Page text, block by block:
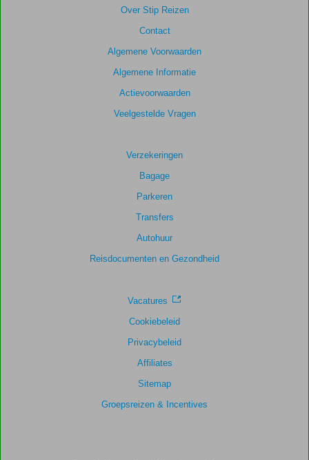
Over Stip Reizen
Contact
Algemene Voorwaarden
Algemene Informatie
Actievoorwaarden
Veelgestelde Vragen
Verzekeringen
Bagage
Parkeren
Transfers
Autohuur
Reisdocumenten en Gezondheid
Vacatures
Cookiebeleid
Privacybeleid
Affiliates
Sitemap
Groepsreizen & Incentives